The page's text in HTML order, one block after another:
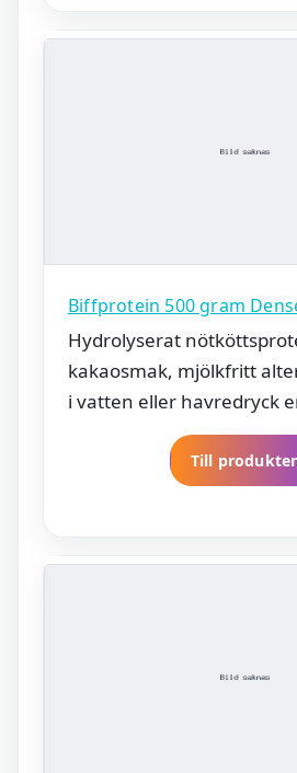
Biffprotein 500 gram
Hydrolyserat
kakaosmak, mjölkfritt
i vatten eller havredryck
Till